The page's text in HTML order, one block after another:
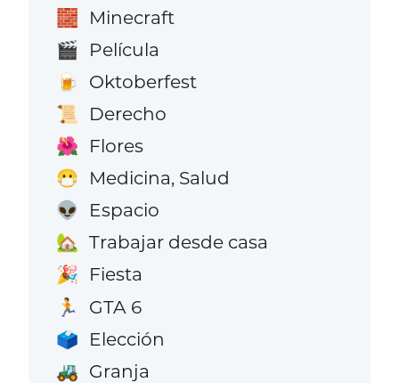
🧱 Minecraft
🎬 Película
🍺 Oktoberfest
📜 Derecho
🌺 Flores
😷 Medicina, Salud
👽 Espacio
🏡 Trabajar desde casa
🎉 Fiesta
🏃 GTA 6
🗳️ Elección
🚜 Granja